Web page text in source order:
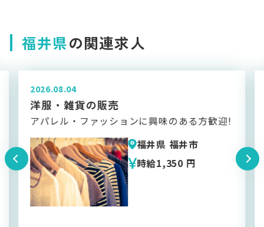
福井県の関連求人
2026.04.23
ディーラーでのお茶出し・ご案内のお仕
事
週3～５日のお仕事｜未経験者歓迎！｜シフ
ト制
福井県 福井市